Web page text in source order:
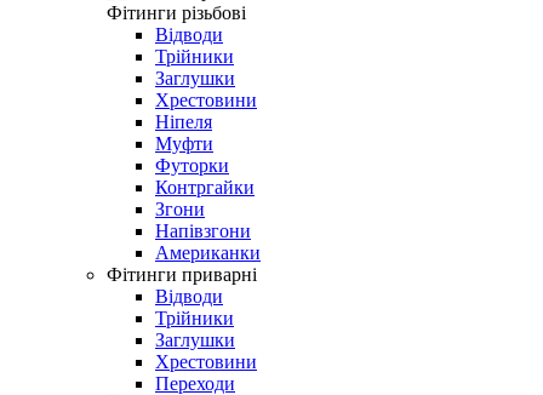
Фітинги різьбові
Відводи
Трійники
Заглушки
Хрестовини
Ніпеля
Муфти
Футорки
Контргайки
Згони
Напівзгони
Американки
Фітинги приварні
Відводи
Трійники
Заглушки
Хрестовини
Переходи